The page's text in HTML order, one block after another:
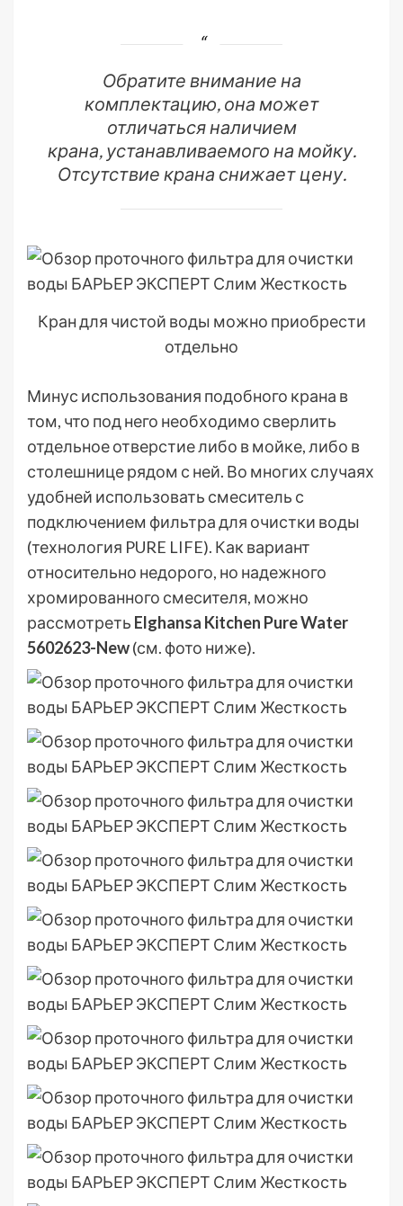
Обратите внимание на
комплектацию, она может
отличаться наличием
крана, устанавливаемого на мойку.
Отсутствие крана снижает цену.
Кран для чистой воды можно приобрести
отдельно
Минус использования подобного крана в
том, что под него необходимо сверлить
отдельное отверстие либо в мойке, либо в
столешнице рядом с ней. Во многих случаях
удобней использовать смеситель с
подключением фильтра для очистки воды
(технология PURE LIFE). Как вариант
относительно недорого, но надежного
хромированного смесителя, можно
рассмотреть Elghansa Kitchen Pure Water
5602623-New(см. фото ниже).